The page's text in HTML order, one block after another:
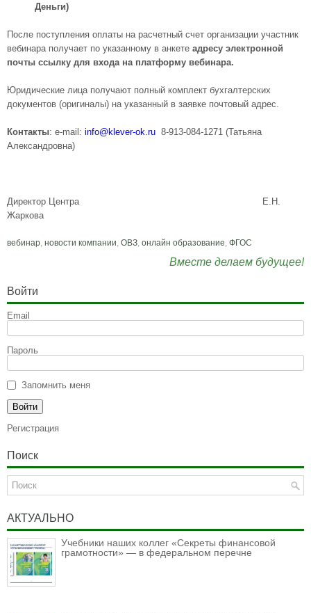
Деньги)
После поступления оплаты на расчетный счет организации участник
вебинара получает по указанному в анкете адресу электронной
почты ссылку для входа на платформу вебинара.
Юридические лица получают полный комплект бухгалтерских
документов (оригиналы) на указанный в заявке почтовый адрес.
Контакты: e-mail: info@klever-ok.ru 8-913-084-1271 (Татьяна
Александровна)
Директор Центра Е.Н.
Жаркова
вебинар, новости компании, ОВЗ, онлайн образование, ФГОС
Вместе делаем будущее!
Войти
Email
Пароль
Запомнить меня
Регистрация
Поиск
АКТУАЛЬНО
Учебники наших коллег «Секреты финансовой
грамотности» — в федеральном перечне